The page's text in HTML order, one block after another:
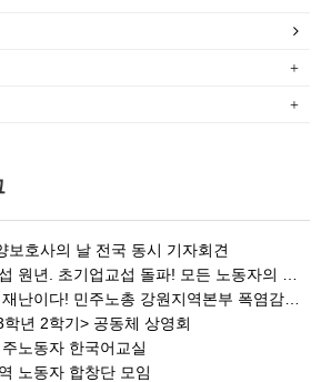
보호사의 날 전국 동시 기자회견
섭 돌파! 모든 노동자의 노동기본권 쟁취! 민주노총 7.15 총파업대회
다! 민주노총 강원지역본부 폭염감시단 선포 기자회견
년 2학기> 공동체 상영회
노동자 한국어교실
노동자 합창단 모임